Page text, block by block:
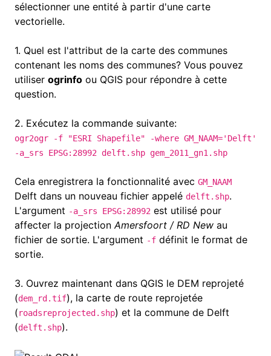
sélectionner une entité à partir d'une carte
vectorielle.
1. Quel est l'attribut de la carte des communes
contenant les noms des communes? Vous pouvez
utiliser ogrinfo ou QGIS pour répondre à cette
question.
2. Exécutez la commande suivante:
ogr2ogr -f "ESRI Shapefile" -where GM_NAAM='Delft'
-a_srs EPSG:28992 delft.shp gem_2011_gn1.shp
Cela enregistrera la fonctionnalité avec GM_NAAM
Delft dans un nouveau fichier appelé delft.shp.
L'argument -a_srs EPSG:28992 est utilisé pour
affecter la projectionAmersfoort / RD New au
fichier de sortie. L'argument -f définit le format de
sortie.
3. Ouvrez maintenant dans QGIS le DEM reprojeté
(dem_rd.tif), la carte de route reprojetée
(roadsreprojected.shp) et la commune de Delft
(delft.shp).